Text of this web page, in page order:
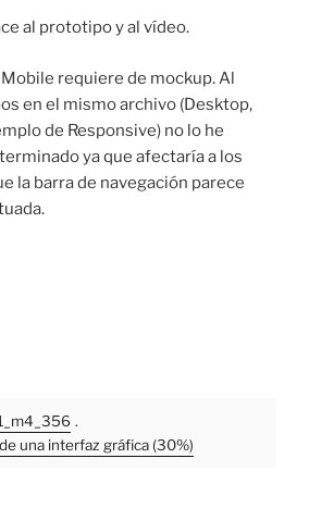
al prototipo y al vídeo.
requiere de mockup. Al
en el mismo archivo (Desktop,
de Responsive) no lo he
ya que afectaría a los
la barra de navegación parece
.
una interfaz gráfica (30%)